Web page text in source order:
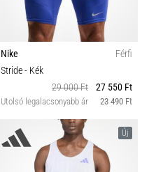
Nike
Férfi
Stride- Kék
29 000 Ft
27 550 Ft
Utolsó legalacsonyabb ár 23 490 Ft
Új